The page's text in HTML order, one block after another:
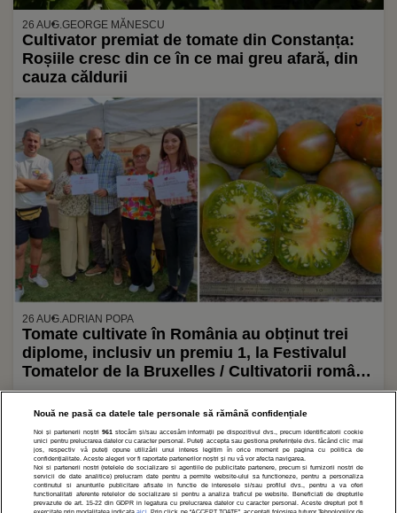
26 AUG.GEORGE MĂNESCU
Cultivator premiat de tomate din Constanța:
Roșiile cresc din ce în ce mai greu afară, din
cauza căldurii
26 AUG.ADRIAN POPA
Tomate cultivate în România au obținut trei
diplome, inclusiv un premiu 1, la Festivalul
Tomatelor de la Bruxelles / Cultivatorii români
participă cu bani din propriile buzunare: „Nu
ne ajută nimeni”
1 2 3 »
Nouă ne pasă ca datele tale personale să rămână confidențiale
Noi și partenerii noștri 961 stocăm și/sau accesăm informații pe dispozitivul dvs., precum identificatorii cookie
unici pentru prelucrarea datelor cu caracter personal. Puteți accepta sau gestiona preferințele dvs. făcând clic mai
jos, respectiv vă puteți opune utilizării unui interes legitim în orice moment pe pagina cu politica de
confidențialitate. Aceste alegeri vor fi raportate partenerilor noștri și nu vă vor afecta navigarea.
Noi si partenerii nostri (retelele de socializare si agentiile de publicitate partenere, precum si furnizorii nostri de
servicii de date analitice) prelucram date pentru a permite website-ului sa functioneze, pentru a personaliza
continutul si anunturile publicitare afisate in functie de interesele si/sau profilul dvs., pentru a va oferi
functionalitati aferente retelelor de socializare si pentru a analiza traficul pe website. Beneficiati de drepturile
prevazute de art. 15-22 din GDPR in legatura cu prelucrarea datelor cu caracter personal. Aceste drepturi pot fi
exercitate prin modalitatea indicataaici . Prin click pe “ACCEPT TOATE”, acceptati folosirea tuturor Tehnologiilor de